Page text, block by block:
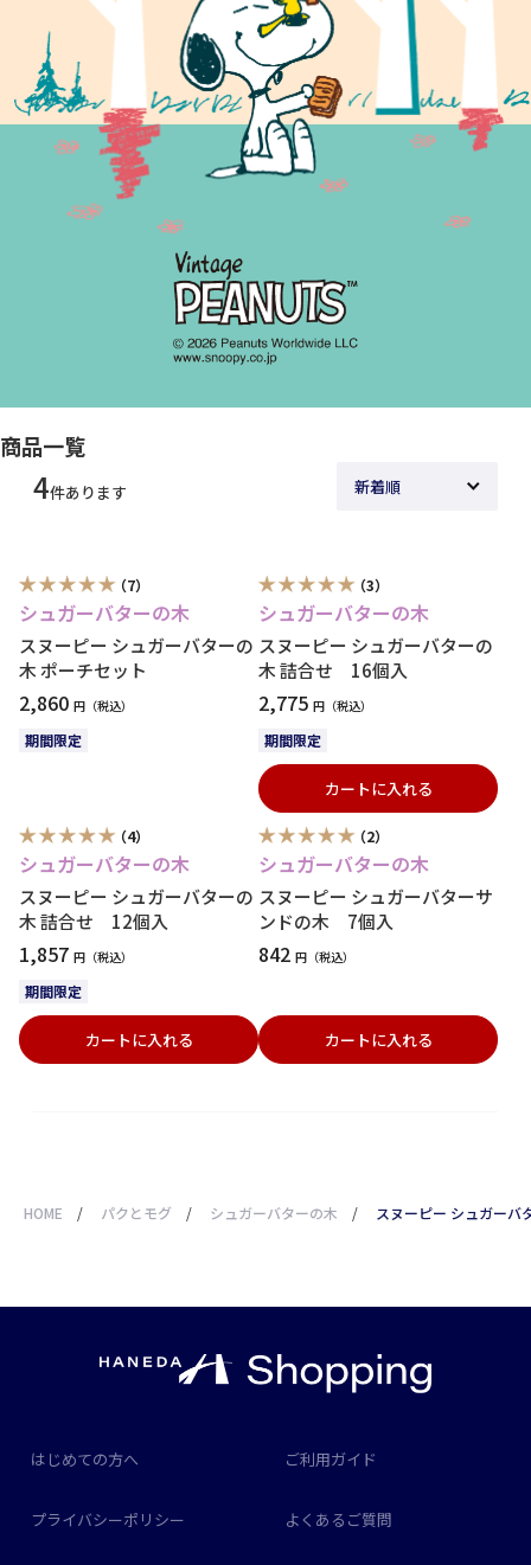
商品一覧
4件あります
（7）
期間限定
シュガーバターの木
スヌーピー シュガーバターの
木 ポーチセット
2,860 円
（3）
期間限定
シュガーバターの木
スヌーピー シュガーバターの
木 詰合せ 16個入
2,775 円
カートに入れる
（4）
期間限定
シュガーバターの木
スヌーピー シュガーバターの
木 詰合せ 12個入
1,857 円
カートに入れる
（2）
シュガーバターの木
スヌーピー シュガーバターサ
ンドの木 7個入
842 円
カートに入れる
HOME / パクとモグ / シュガーバターの木 / スヌーピー シュガーバ
はじめての方へ ご利用ガイド
プライバシーポリシー よくあるご質問